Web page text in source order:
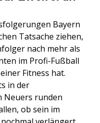
Bayern
Tatsache ziehen,
nach mehr als
im Profi-Fußball
Fitness hat.
in der
Neuers runden
ob sein im